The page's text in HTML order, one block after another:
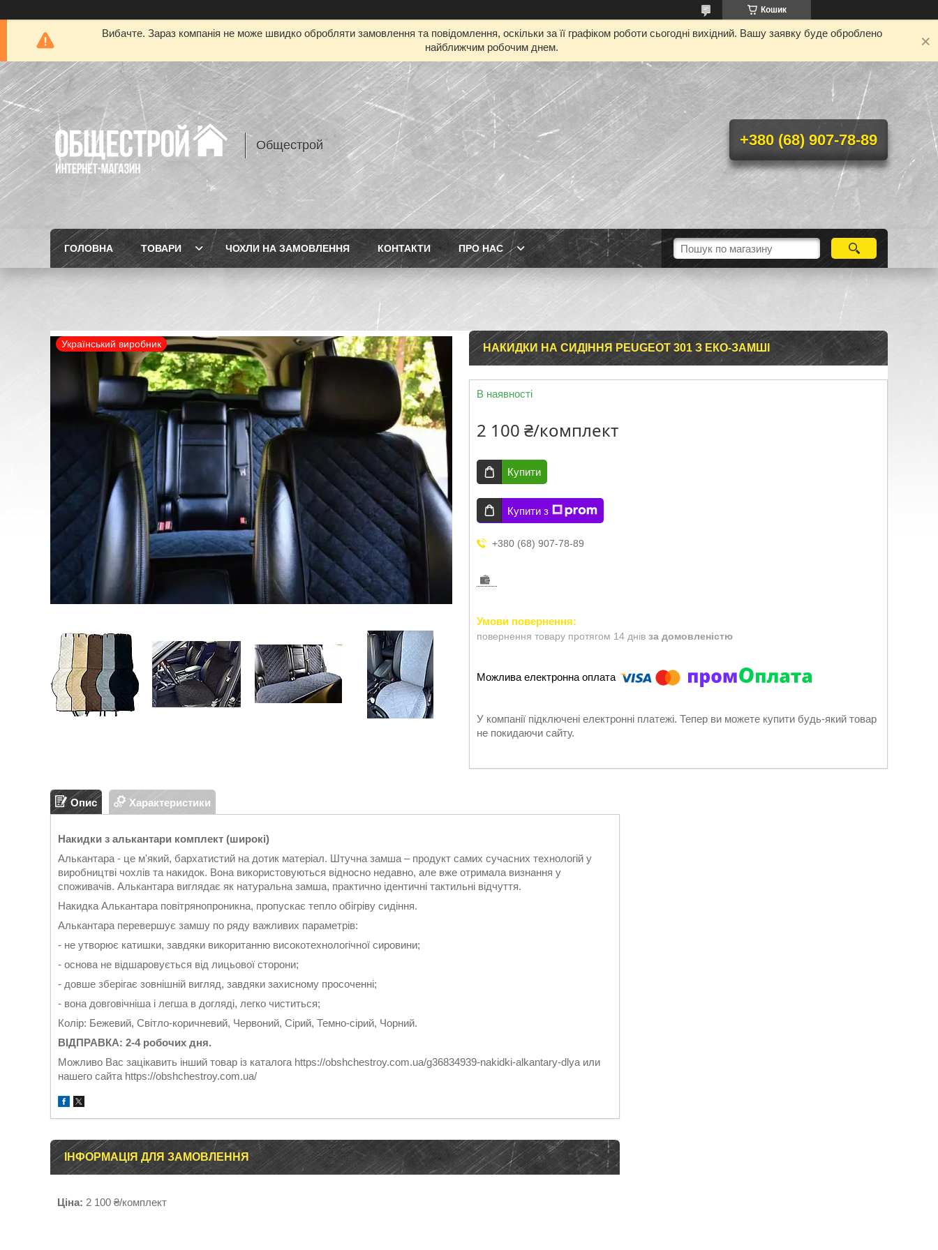
Кошик
Вибачте. Зараз компанія не може швидко обробляти замовлення та повідомлення, оскільки за її графіком роботи сьогодні вихідний. Вашу заявку буде оброблено
найближчим робочим днем.
Общестрой +380 (68) 907-78-89
ГОЛОВНА ТОВАРИ ЧОХЛИ НА ЗАМОВЛЕННЯ КОНТАКТИ ПРО НАС
Український виробник НАКИДКИ НА СИДІННЯ PEUGEOT 301 З ЕКО-ЗАМШІ
В наявності
2 100 ₴/комплект
Купити
Купити з
+380 (68) 907-78-89
повернення товару протягом 14 днів за домовленістю
У компанії підключені електронні платежі. Тепер ви можете купити будь-який товар
не покидаючи сайту.
Опис Характеристики
Накидки з алькантари комплект (широкі)
Алькантара - це м'який, бархатистий на дотик матеріал. Штучна замша – продукт самих сучасних технологій у
виробництві чохлів та накидок. Вона використовуються відносно недавно, але вже отримала визнання у
споживачів. Алькантара виглядає як натуральна замша, практично ідентичні тактильні відчуття.
Накидка Алькантара повітрянопроникна, пропускає тепло обігріву сидіння.
Алькантара перевершує замшу по ряду важливих параметрів:
- не утворює катишки, завдяки викоританню високотехнологічної сировини;
- основа не відшаровується від лицьової сторони;
- довше зберігає зовнішній вигляд, завдяки захисному просоченні;
- вона довговічніша і легша в догляді, легко чиститься;
Колір: Бежевий, Світло-коричневий, Червоний, Сірий, Темно-сірий, Чорний.
ВІДПРАВКА: 2-4 робочих дня.
Можливо Вас зацікавить інший товар із каталога https://obshchestroy.com.ua/g36834939-nakidki-alkantary-dlya или
нашего сайта https://obshchestroy.com.ua/
ІНФОРМАЦІЯ ДЛЯ ЗАМОВЛЕННЯ
Ціна: 2 100 ₴/комплект